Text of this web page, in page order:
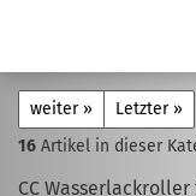
weiter »
Letzter »
16 Artikel in dieser
CC